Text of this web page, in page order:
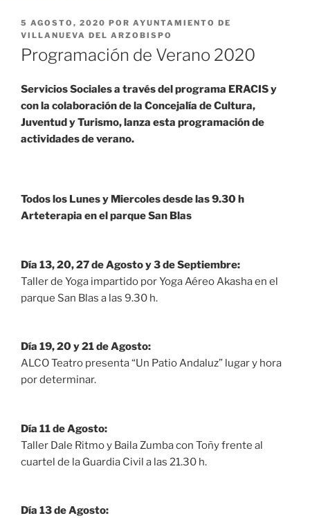
PUBLICADO
EL
5 AGOSTO, 2020 POR AYUNTAMIENTO DE
VILLANUEVA DEL ARZOBISPO
Programación de Verano 2020
Servicios Sociales a través del programa ERACIS y
con la colaboración de la Concejalía de Cultura,
Juventud y Turismo, lanza esta programación de
actividades de verano.
Todos los Lunes y Miercoles desde las 9.30 h
Arteterapia en el parque San Blas
Día 13, 20, 27 de Agosto y 3 de Septiembre:
Taller de Yoga impartido por Yoga Aéreo Akasha en el
parque San Blas a las 9.30 h.
Día 19, 20 y 21 de Agosto:
ALCO Teatro presenta “Un Patio Andaluz” lugar y hora
por determinar.
Día 11 de Agosto:
Taller Dale Ritmo y Baila Zumba con Toñy frente al
cuartel de la Guardia Civil a las 21.30 h.
Día 13 de Agosto: